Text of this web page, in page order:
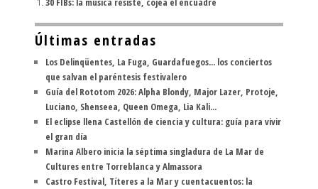
Últimas entradas
Los Delinqüentes, La Fuga, Guardafuegos... los conciertos
que salvan el paréntesis festivalero
Guía del Rototom 2026: Alpha Blondy, Major Lazer, Protoje,
Luciano, Shenseea, Queen Omega, Lia Kali...
El eclipse llena Castellón de ciencia y cultura: guía para vivir
el gran día
Marina Albero inicia la séptima singladura de La Mar de
Cultures entre Torreblanca y Almassora
Castro Festival, Títeres a la Mar y cuentacuentos: la